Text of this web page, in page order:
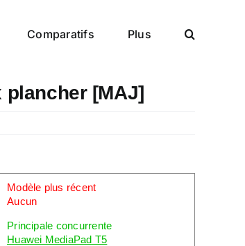
Comparatifs Plus
plancher [MAJ]
Modèle plus récent
Aucun
Principale concurrente
Huawei MediaPad T5